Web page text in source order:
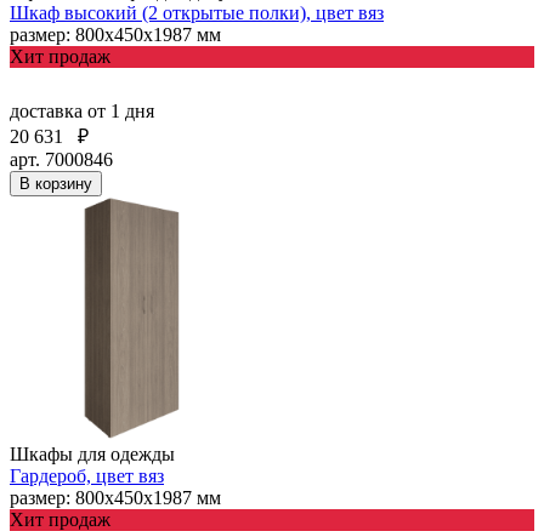
Шкаф высокий (2 открытые полки), цвет вяз
размер: 800х450х1987 мм
Хит продаж
доставка от 1 дня
20 631
₽
арт. 7000846
В корзину
Шкафы для одежды
Гардероб, цвет вяз
размер: 800х450х1987 мм
Хит продаж